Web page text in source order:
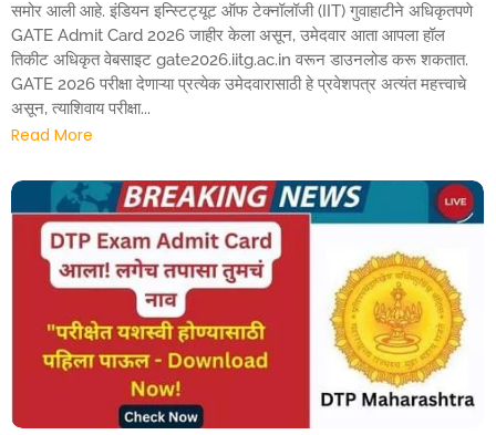
समोर आली आहे. इंडियन इन्स्टिट्यूट ऑफ टेक्नॉलॉजी (IIT) गुवाहाटीने अधिकृतपणे
GATE Admit Card 2026 जाहीर केला असून, उमेदवार आता आपला हॉल
तिकीट अधिकृत वेबसाइट gate2026.iitg.ac.in वरून डाउनलोड करू शकतात.
GATE 2026 परीक्षा देणाऱ्या प्रत्येक उमेदवारासाठी हे प्रवेशपत्र अत्यंत महत्त्वाचे
असून, त्याशिवाय परीक्षा...
Read More